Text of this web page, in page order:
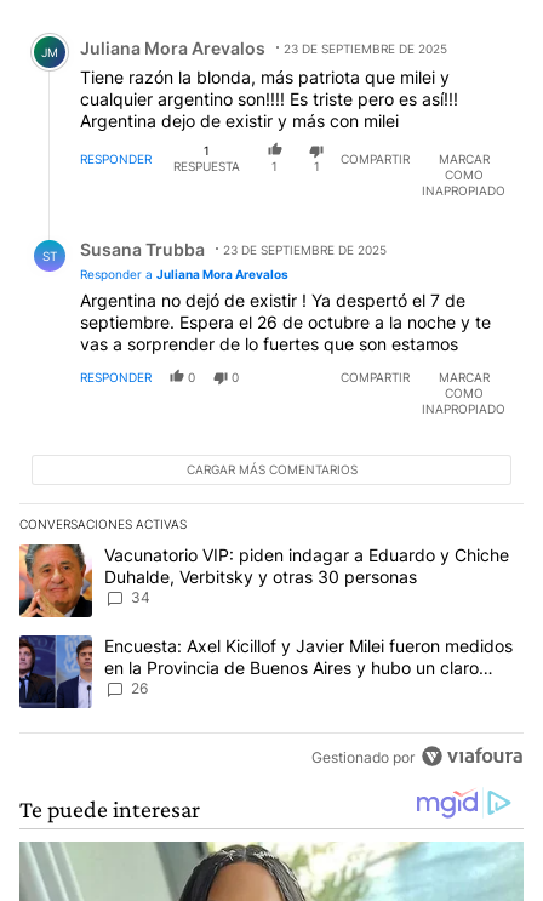
Comentario de Juliana Mora Arevalos.
JM Juliana Mora Arevalos 23 DE SEPTIEMBRE DE 2025
Tiene razón la blonda, más patriota que milei y
cualquier argentino son!!!! Es triste pero es así!!!
Argentina dejo de existir y más con milei
RESPONDER
1
RESPUESTA
1 1
COMPARTIR
MARCAR
COMO
INAPROPIADO
ST Susana Trubba
23 DE SEPTIEMBRE DE 2025
Responder a Juliana Mora Arevalos
Argentina no dejó de existir ! Ya despertó el 7 de
septiembre. Espera el 26 de octubre a la noche y te
vas a sorprender de lo fuertes que son estamos
RESPONDER 0 0 COMPARTIR
MARCAR
COMO
INAPROPIADO
CARGAR MÁS COMENTARIOS
CONVERSACIONES ACTIVAS
Este listado muestra los artículos con más comentarios en los
Un artículo de tendencia con el título "Vacunatorio VIP: piden
Vacunatorio VIP: piden indagar a Eduardo y Chiche
Duhalde, Verbitsky y otras 30 personas
34
Un artículo de tendencia con el título "Encuesta: Axel Kicillof y
Encuesta: Axel Kicillof y Javier Milei fueron medidos
en la Provincia de Buenos Aires y hubo un claro
ganador
26
Gestionado por